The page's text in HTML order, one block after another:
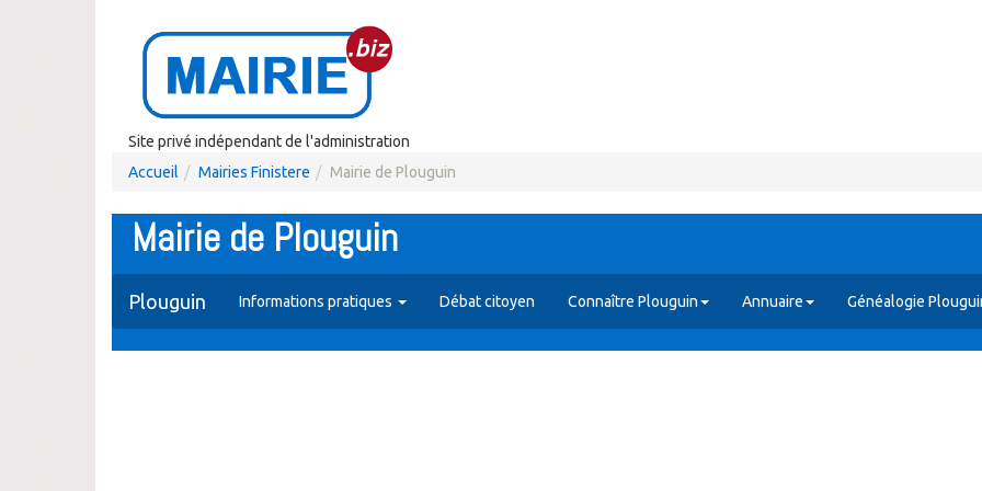
Site privé indépendant de l'administration
Accueil
Mairies Finistere Mairie de Plouguin
Mairie de Plouguin
Plouguin Informations pratiques Débat citoyen Connaître Plouguin Annuaire Généalogie